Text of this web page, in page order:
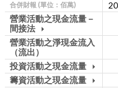
合併財報 (單位：佰萬)
營業活動之現金流量－
間接法 arrow_drop_down
營業活動之淨現金流入
（流出）
投資活動之現金流量 arrow_drop_down
籌資活動之現金流量 arrow_drop_down